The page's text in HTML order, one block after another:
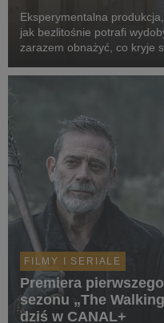
Eksperymentalna
jak bezlitośnie potrafi
zarazem obnażyć, co kryje
razem za więzienne kraty
FILMY I SERIALE
Premiera
sezonu „The
dziś w CANAL+